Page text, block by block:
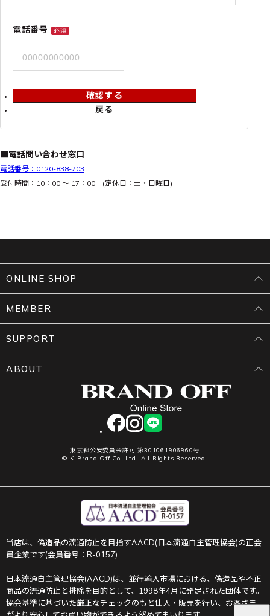
電話番号 必須
戻る
確認する
■電話問い合わせ窓口
電話番号：0120-838-703
受付時間：10：00 ～ 17：00 (定休日：土・日曜日)
facebookinstagram
LINE
東京都公安委員会許可 第301061906960号
© K-Brand Off Co.,Ltd. All Rights Reserved.
ONLINE SHOP
MEMBER
SUPPORT
ABOUT
当店は、偽造品の流通防止を目指すAACD(日本流通自主管理協会)の正会
員企業です(会員番号：R-0157)
日本流通自主管理協会(AACD)は、並行輸入市場における、偽造品や不正
商品の流通防止と排除を目的として、1998年4月に発足された団体です。
協会基準に基づいた厳正なチェックのもと仕入・販売を行い、お客さま